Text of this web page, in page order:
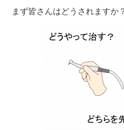
まず皆さんはどうされますか